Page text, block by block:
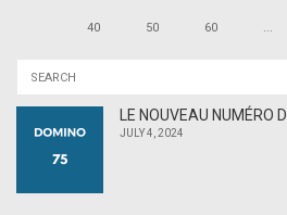
40 50 60 ...
LE NOUVEAU NUMÉRO
JULY 4, 2024